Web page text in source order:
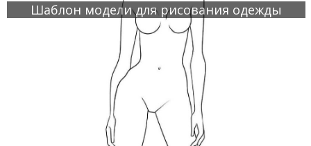
Шаблон модели для рисования одежды